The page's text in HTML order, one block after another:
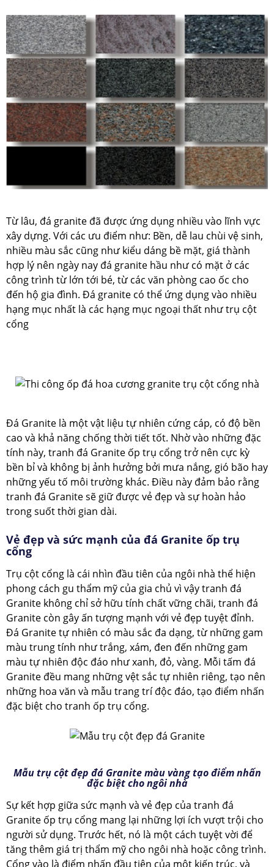
Từ lâu, đá granite đã được ứng dụng nhiều vào lĩnh vực
xây dựng. Với các ưu điểm như: Bền, dễ lau chùi vệ sinh,
nhiều màu sắc cũng như kiểu dáng bề mặt, giá thành
hợp lý nên ngày nay đá granite hầu như có mặt ở các
công trình từ lớn tới bé, từ các văn phòng cao ốc cho
đến hộ gia đình. Đá granite có thể ứng dụng vào nhiều
hạng mục nhất là các hạng mục ngoại thất như trụ cột
cổng
Đá Granite là một vật liệu tự nhiên cứng cáp, có độ bền
cao và khả năng chống thời tiết tốt. Nhờ vào những đặc
tính này, tranh đá Granite ốp trụ cổng trở nên cực kỳ
bền bỉ và không bị ảnh hưởng bởi mưa nắng, gió bão hay
những yếu tố môi trường khác. Điều này đảm bảo rằng
tranh đá Granite sẽ giữ được vẻ đẹp và sự hoàn hảo
trong suốt thời gian dài.
Vẻ đẹp và sức mạnh của đá Granite ốp trụ
cổng
Trụ cột cổng là cái nhìn đầu tiên của ngôi nhà thể hiện
phong cách gu thẩm mỹ của gia chủ vì vậy tranh đá
Granite không chỉ sở hữu tính chất vững chãi, tranh đá
Granite còn gây ấn tượng mạnh với vẻ đẹp tuyệt đỉnh.
Đá Granite tự nhiên có màu sắc đa dạng, từ những gam
màu trung tính như trắng, xám, đen đến những gam
màu tự nhiên độc đáo như xanh, đỏ, vàng. Mỗi tấm đá
Granite đều mang những vệt sắc tự nhiên riêng, tạo nên
những hoa văn và mẫu trang trí độc đáo, tạo điểm nhấn
đặc biệt cho tranh ốp trụ cổng.
Mẫu trụ cột đẹp đá Granite màu vàng tạo điểm nhấn
đặc biệt cho ngôi nhà
Sự kết hợp giữa sức mạnh và vẻ đẹp của tranh đá
Granite ốp trụ cổng mang lại những lợi ích vượt trội cho
người sử dụng. Trước hết, nó là một cách tuyệt vời để
tăng thêm giá trị thẩm mỹ cho ngôi nhà hoặc công trình.
Cổng vào là điểm nhấn đầu tiên của một kiến trúc, và